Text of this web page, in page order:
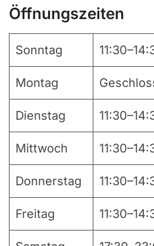
Öffnungszeiten
Sonntag
Montag
Dienstag
Mittwoch
Donnerstag
Freitag